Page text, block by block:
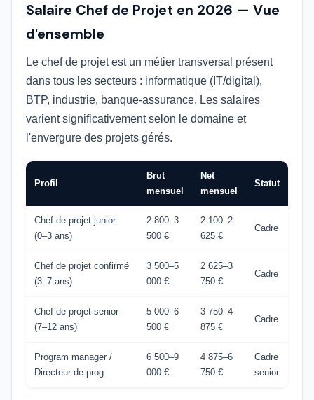
Salaire Chef de Projet en 2026 — Vue
d'ensemble
Le chef de projet est un métier transversal présent
dans tous les secteurs : informatique (IT/digital),
BTP, industrie, banque-assurance. Les salaires
varient significativement selon le domaine et
l'envergure des projets gérés.
Profil
Brut
mensuel
Net
mensuel
Statut
Chef de projet junior
(0–3 ans)
2 800–3
500 €
2 100–2
625 €
Cadre
Chef de projet confirmé
(3–7 ans)
3 500–5
000 €
2 625–3
750 €
Cadre
Chef de projet senior
(7–12 ans)
5 000–6
500 €
3 750–4
875 €
Cadre
Program manager /
Directeur de prog.
6 500–9
000 €
4 875–6
750 €
Cadre
senior